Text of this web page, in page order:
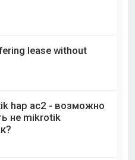
lease without
hap ac2 - возможно
не mikrotik